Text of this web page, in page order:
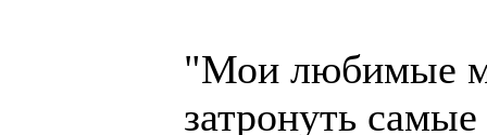
"Мои любимые
затронуть